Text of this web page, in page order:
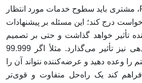
در هنگام ارسال یک RFP، مشتری باید سطوح خدمات مورد انتظار
درج کند؛ این مسئله بر پیشنهادات
تأثیر خواهد گذاشت و حتی بر تصمیم
عرضه‌کننده برای پاسخ‌دهی نیز تأثیر می‌گذارد. مثلأ اگر 99.999
وعده دهید و عرضه‌کننده نتواند آن را
کند یک راه‌حل متفاوت و قوی‌تر